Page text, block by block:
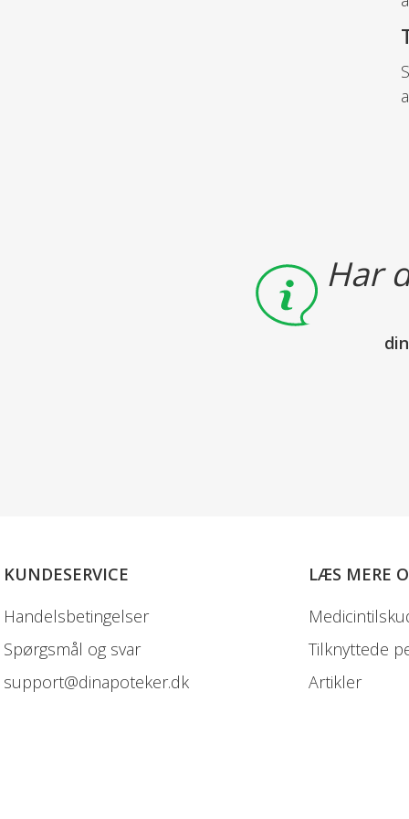
Har
KUNDESERVICE
Handelsbetingelser
Spørgsmål og svar
support@dinapoteker.dk
LÆS MERE
Tilknyttede
Artikler